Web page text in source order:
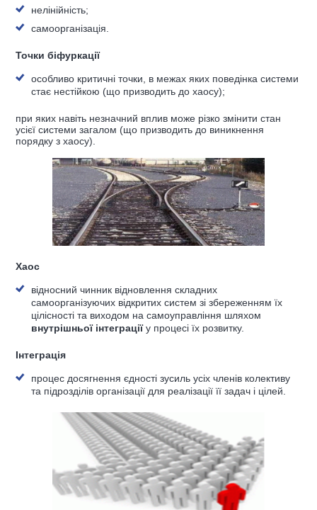
нелінійність;
самоорганізація.
Точки біфуркації
особливо критичні точки, в межах яких поведінка системи
стає нестійкою (що призводить до хаосу);
при яких навіть незначний вплив може різко змінити стан
усієї системи загалом (що призводить до виникнення
порядку з хаосу).
Хаос
відносний чинник відновлення складних
самоорганізуючих відкритих систем зі збереженням їх
цілісності та виходом на самоуправління шляхом
внутрішньої інтеграціїу процесі їх розвитку.
Інтеграція
процес досягнення єдності зусиль усіх членів колективу
та підрозділів організації для реалізації її задач і цілей.